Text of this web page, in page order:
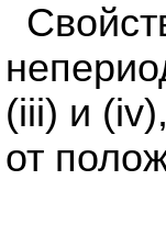
(iii) и
от